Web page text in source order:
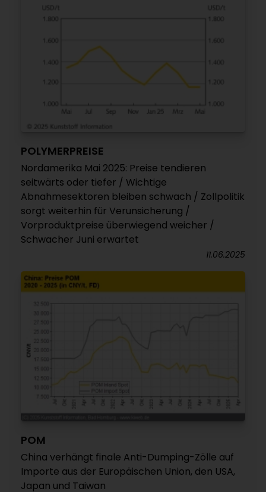
POLYMERPREISE
Nordamerika Mai 2025: Preise tendieren
seitwärts oder tiefer / Wichtige
Abnahmesektoren bleiben schwach / Zollpolitik
sorgt weiterhin für Verunsicherung /
Vorproduktpreise überwiegend weicher /
Schwacher Juni erwartet
11.06.2025
POM
China verhängt finale Anti-Dumping-Zölle auf
Importe aus der Europäischen Union, den USA,
Japan und Taiwan